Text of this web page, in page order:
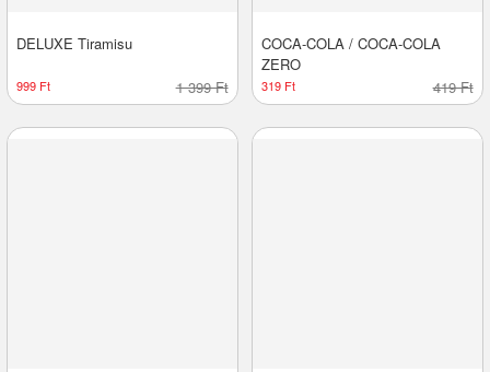
DELUXE Tiramisu
999 Ft 1 399 Ft
COCA-COLA / COCA-COLA
ZERO
319 Ft 419 Ft